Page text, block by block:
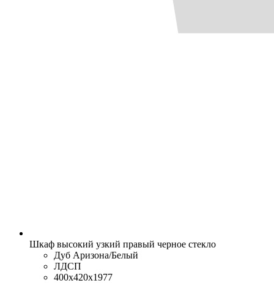
Шкаф высокий узкий правый черное стекло
Дуб Аризона/Белый
ЛДСП
400x420x1977